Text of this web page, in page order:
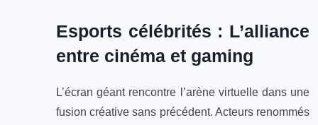
Esports célébrités : L’alliance
entre cinéma et gaming
L’écran géant rencontre l’arène virtuelle dans une
fusion créative sans précédent. Acteurs renommés